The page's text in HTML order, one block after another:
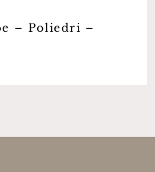
– Poliedri –